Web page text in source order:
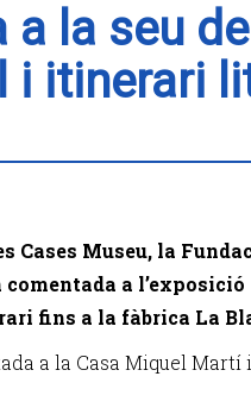
la seu
i itinerari
Cases Museu, la
a l’exposició
fins a la fàbrica La
a la Casa Miquel Martí